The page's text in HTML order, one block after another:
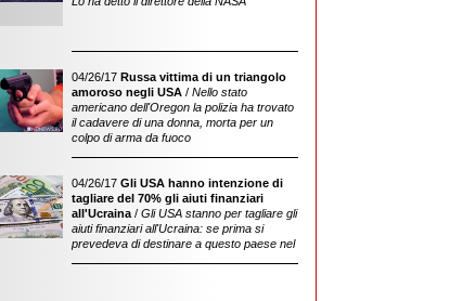
04/26/17 Russa vittima di un triangolo
amoroso negli USA/ Nello stato
americano dell'Oregon la polizia ha trovato
il cadavere di una donna, morta per un
colpo di arma da fuoco
04/26/17 Gli USA hanno intenzione di
tagliare del 70% gli aiuti finanziari
all'Ucraina/ Gli USA stanno per tagliare gli
aiuti finanziari all'Ucraina: se prima si
prevedeva di destinare a questo paese nel